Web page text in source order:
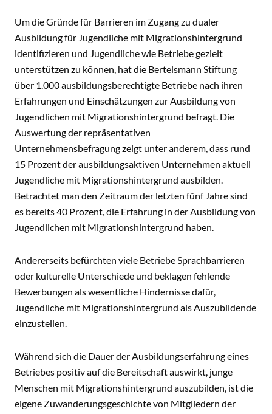
Um die Gründe für Barrieren im Zugang zu dualer
Ausbildung für Jugendliche mit Migrationshintergrund
identifizieren und Jugendliche wie Betriebe gezielt
unterstützen zu können, hat die Bertelsmann Stiftung
über 1.000 ausbildungsberechtigte Betriebe nach ihren
Erfahrungen und Einschätzungen zur Ausbildung von
Jugendlichen mit Migrationshintergrund befragt. Die
Auswertung der repräsentativen
Unternehmensbefragung zeigt unter anderem, dass rund
15 Prozent der ausbildungsaktiven Unternehmen aktuell
Jugendliche mit Migrationshintergrund ausbilden.
Betrachtet man den Zeitraum der letzten fünf Jahre sind
es bereits 40 Prozent, die Erfahrung in der Ausbildung von
Jugendlichen mit Migrationshintergrund haben.
Andererseits befürchten viele Betriebe Sprachbarrieren
oder kulturelle Unterschiede und beklagen fehlende
Bewerbungen als wesentliche Hindernisse dafür,
Jugendliche mit Migrationshintergrund als Auszubildende
einzustellen.
Während sich die Dauer der Ausbildungserfahrung eines
Betriebes positiv auf die Bereitschaft auswirkt, junge
Menschen mit Migrationshintergrund auszubilden, ist die
eigene Zuwanderungsgeschichte von Mitgliedern der